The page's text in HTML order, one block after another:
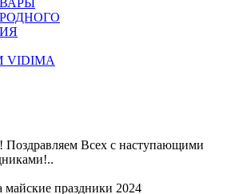
Поздравляем Всех с наступающими